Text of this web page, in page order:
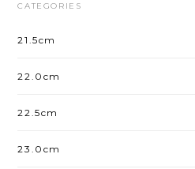
CATEGORIES
21.5cm
22.0cm
22.5cm
23.0cm